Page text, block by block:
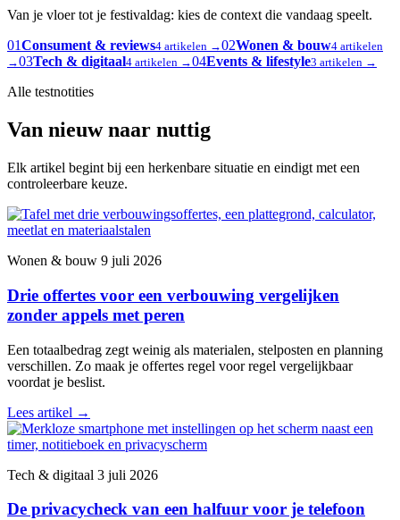
Van je vloer tot je festivaldag: kies de context die vandaag speelt.
01Consument & reviews4 artikelen →02Wonen & bouw4 artikelen
→03Tech & digitaal4 artikelen →04Events & lifestyle3 artikelen →
Alle testnotities
Van nieuw naar nuttig
Elk artikel begint bij een herkenbare situatie en eindigt met een
controleerbare keuze.
Wonen & bouw 9 juli 2026
Drie offertes voor een verbouwing vergelijken
zonder appels met peren
Een totaalbedrag zegt weinig als materialen, stelposten en planning
verschillen. Zo maak je offertes regel voor regel vergelijkbaar
voordat je beslist.
Lees artikel →
Tech & digitaal 3 juli 2026
De privacycheck van een halfuur voor je telefoon